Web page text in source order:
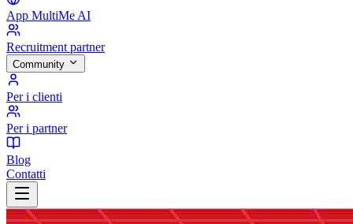
App MultiMe AI
Recruitment partner
Community
Per i clienti
Per i partner
Blog
Contatti